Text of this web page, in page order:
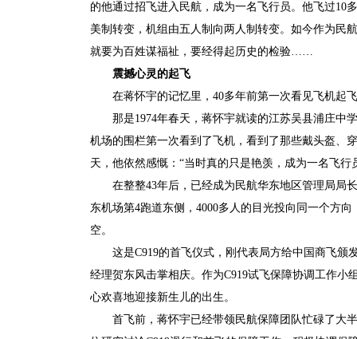
的他通过招飞进入民航，成为一名飞行员。他飞过10
美制转变，机组由五人制向两人制转变。如今作为民
就要为百姓谋福祉，要经得起历史的检验……
震撼心灵的起飞
在蒋怀宇的记忆里，40多年前第一次看见飞机起
那是1974年春天，蒋怀宇就读的江苏吴县浦庄中
机场的围栏第一次看到了飞机，看到了那些戴头盔、
天，他依然感慨：“当时真的只是艳羡，成为一名飞
在整整43年后，已经成为民航华东地区管理局局
东机场第4跑道东侧，4000多人的目光投向同一个方
空。
这是C919的首飞仪式，刚代表局方给中国商飞颁
经理贺东风击掌相庆。作为C919试飞保障协调工作
心欢喜地迎接新生儿的出生。
首飞前，蒋怀宇已经带领民航保障团队忙碌了大